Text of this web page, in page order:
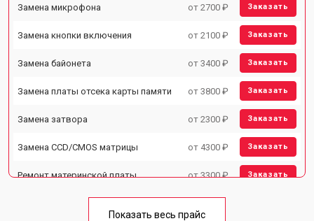
Замена микрофона от 2700 ₽ Заказать
Замена кнопки включения от 2100 ₽ Заказать
Замена байонета от 3400 ₽ Заказать
Замена платы отсека карты памяти от 3800 ₽ Заказать
Замена затвора от 2300 ₽ Заказать
Замена CCD/CMOS матрицы от 4300 ₽ Заказать
Ремонт материнской платы от 3300 ₽ Заказать
Показать весь прайс